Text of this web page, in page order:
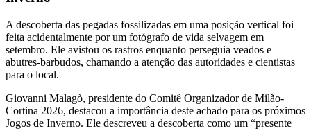
A descoberta das pegadas fossilizadas em uma posição vertical foi
feita acidentalmente por um fotógrafo de vida selvagem em
setembro. Ele avistou os rastros enquanto perseguia veados e
abutres-barbudos, chamando a atenção das autoridades e cientistas
para o local.
Giovanni Malagò, presidente do Comitê Organizador de Milão-
Cortina 2026, destacou a importância deste achado para os próximos
Jogos de Inverno. Ele descreveu a descoberta como um “presente